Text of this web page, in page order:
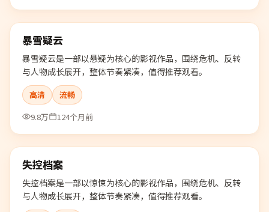
热门
99:28
暴雪疑云
暴雪疑云是一部以悬疑为核心的影视作品，围绕危机、反转
与人物成长展开，整体节奏紧凑，值得推荐观看。
高清
流畅
9.8万
124个月前
热门
99:20
失控档案
失控档案是一部以惊悚为核心的影视作品，围绕危机、反转
与人物成长展开，整体节奏紧凑，值得推荐观看。